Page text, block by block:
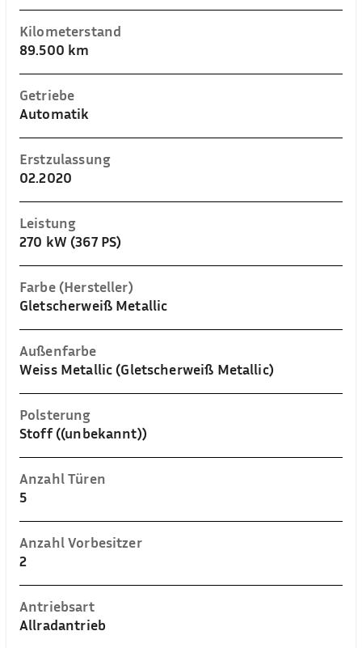
Kilometerstand
89.500 km
Getriebe
Automatik
Erstzulassung
02.2020
Leistung
270 kW (367 PS)
Farbe (Hersteller)
Gletscherweiß Metallic
Außenfarbe
Weiss Metallic (Gletscherweiß Metallic)
Polsterung
Stoff ((unbekannt))
Anzahl Türen
5
Anzahl Vorbesitzer
2
Antriebsart
Allradantrieb